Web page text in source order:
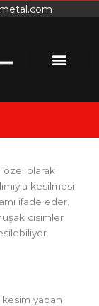
özel olarak
kesilmesi
ifade eder.
cisimler
kesim yapan